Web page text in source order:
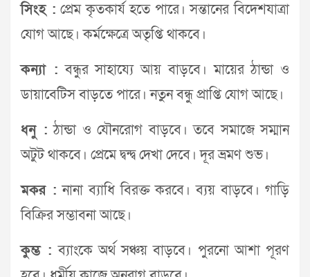
সিংহ : প্রেম কৃতকার্য হতে পারে। সন্তানের বিদেশযাত্রা
যোগ আছে। কর্মক্ষেত্রে অতৃপ্তি থাকবে।
কন্যা : বন্ধুর সাহায্যে আয় বাড়বে। মায়ের ঠান্ডা ও
ডায়াবেটিস বাড়তে পারে। নতুন বন্ধু প্রাপ্তি যোগ আছে।
ধনু : ঠান্ডা ও যৌনরোগ বাড়বে। তবে সমাজে সম্মান
অটুট থাকবে। প্রেমে দ্বন্দ্ব দেখা দেবে। দূর ভ্রমণ শুভ।
মকর : নানা ব্যাধি বিরক্ত করবে। ব্যয় বাড়বে। গাড়ি
বিক্রির সম্ভাবনা আছে।
কুম্ভ : ব্যাংকে অর্থ সঞ্চয় বাড়বে। পুরনো আশা পূরণ